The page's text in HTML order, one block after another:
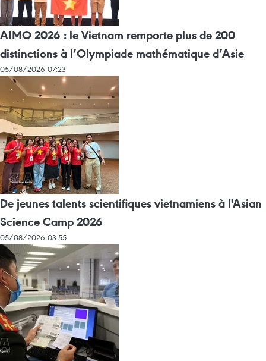
AIMO 2026 : le Vietnam remporte plus de 200
distinctions à l’Olympiade mathématique d’Asie
05/08/2026 07:23
De jeunes talents scientifiques vietnamiens à l'Asian
Science Camp 2026
05/08/2026 03:55